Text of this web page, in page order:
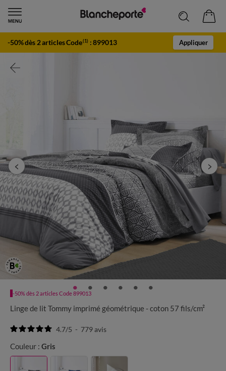
-50% dès 2 articles Code(1) :899013 Appliquer
-50% dès 2 articles Code 899013
Linge de lit Tommy imprimé géométrique - coton 57 fils/cm²
4.7/5 - 779avis
Couleur : Gris